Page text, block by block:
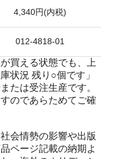
4,340円(内税)
012-4818-01
買える状態でも、上
状況 残り○個です」
たは受注生産です。
のであらためてご確
会情勢の影響や出版
ページ記載の納期よ